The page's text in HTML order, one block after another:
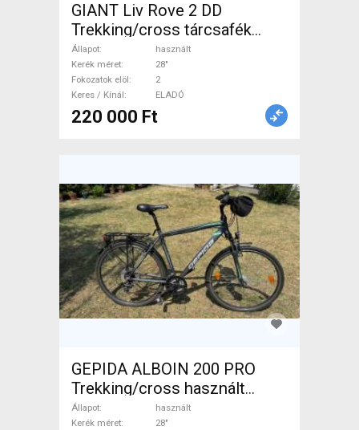
GIANT Liv Rove 2 DD
Trekking/cross tárcsafék
használt ELADÓ
Állapot
használt
Kerék méret
28"
Fokozatok elöl
2
Keres / Kínál
ELADÓ
220 000 Ft
GEPIDA ALBOIN 200 PRO
Trekking/cross használt
ELADÓ
Állapot
használt
Kerék méret
28"